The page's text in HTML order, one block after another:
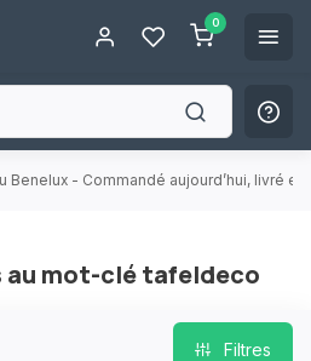
0
Benelux - Commandé aujourd’hui, livré
au mot-clé tafeldeco
Filtres